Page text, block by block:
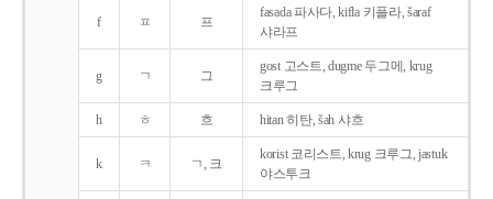
f ㅍ 프
fasada 파사다, kifla 키플라, šaraf
샤라프
g ㄱ 그
gost 고스트, dugme 두그메, krug
크루그
h ㅎ 흐 hitan 히탄, šah 샤흐
k ㅋ ㄱ, 크
korist 코리스트, krug 크루그, jastuk
야스투크